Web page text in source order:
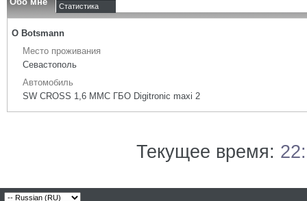
Статистика
О Botsmann
Место проживания
Севастополь
Автомобиль
SW CROSS 1,6 ММС ГБО Digitronic maxi 2
Текущее время: